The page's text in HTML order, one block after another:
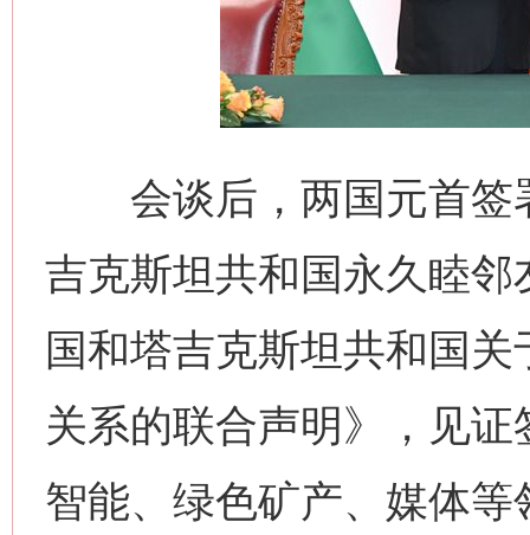
会谈后，两国元首签
吉克斯坦共和国永久睦
国和塔吉克斯坦共和国
关系的联合声明》，见
智能、绿色矿产、媒体